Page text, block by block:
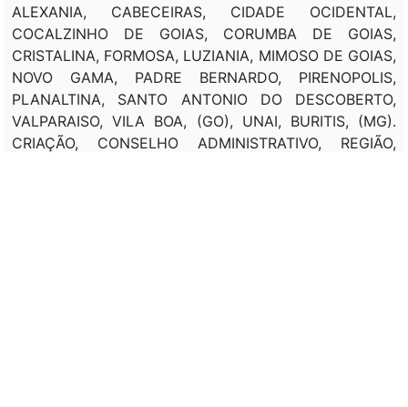
ALEXANIA, CABECEIRAS, CIDADE OCIDENTAL,
COCALZINHO DE GOIAS, CORUMBA DE GOIAS,
CRISTALINA, FORMOSA, LUZIANIA, MIMOSO DE GOIAS,
NOVO GAMA, PADRE BERNARDO, PIRENOPOLIS,
PLANALTINA, SANTO ANTONIO DO DESCOBERTO,
VALPARAISO, VILA BOA, (GO), UNAI, BURITIS, (MG).
CRIAÇÃO, CONSELHO ADMINISTRATIVO, REGIÃO,